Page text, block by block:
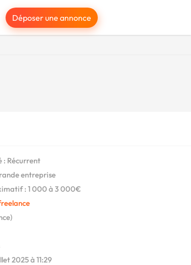
Déposer une annonce
: Récurrent
entreprise
: 1 000 à 3 000€
2025 à 11:29